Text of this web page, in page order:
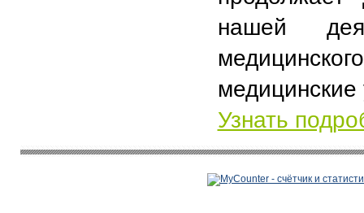
нашей
Узнать